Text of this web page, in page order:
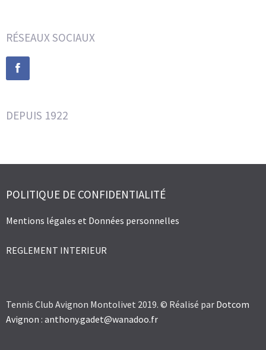
RÉSEAUX SOCIAUX
DEPUIS 1922
POLITIQUE DE CONFIDENTIALITÉ
Mentions légales et Données personnelles
REGLEMENT INTERIEUR
Tennis Club Avignon Montolivet 2019. © Réalisé par Dotcom
Avignon : anthony.gadet@wanadoo.fr